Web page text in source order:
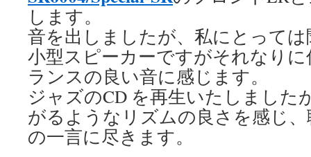
します。
音を出しましたが、私にとって
小型スピーカーですがそれなり
ランスの良い音に感じます。
ジャズのCD を再生いたしました
がるようなリズムの良さを感じ
の一言に尽きます。